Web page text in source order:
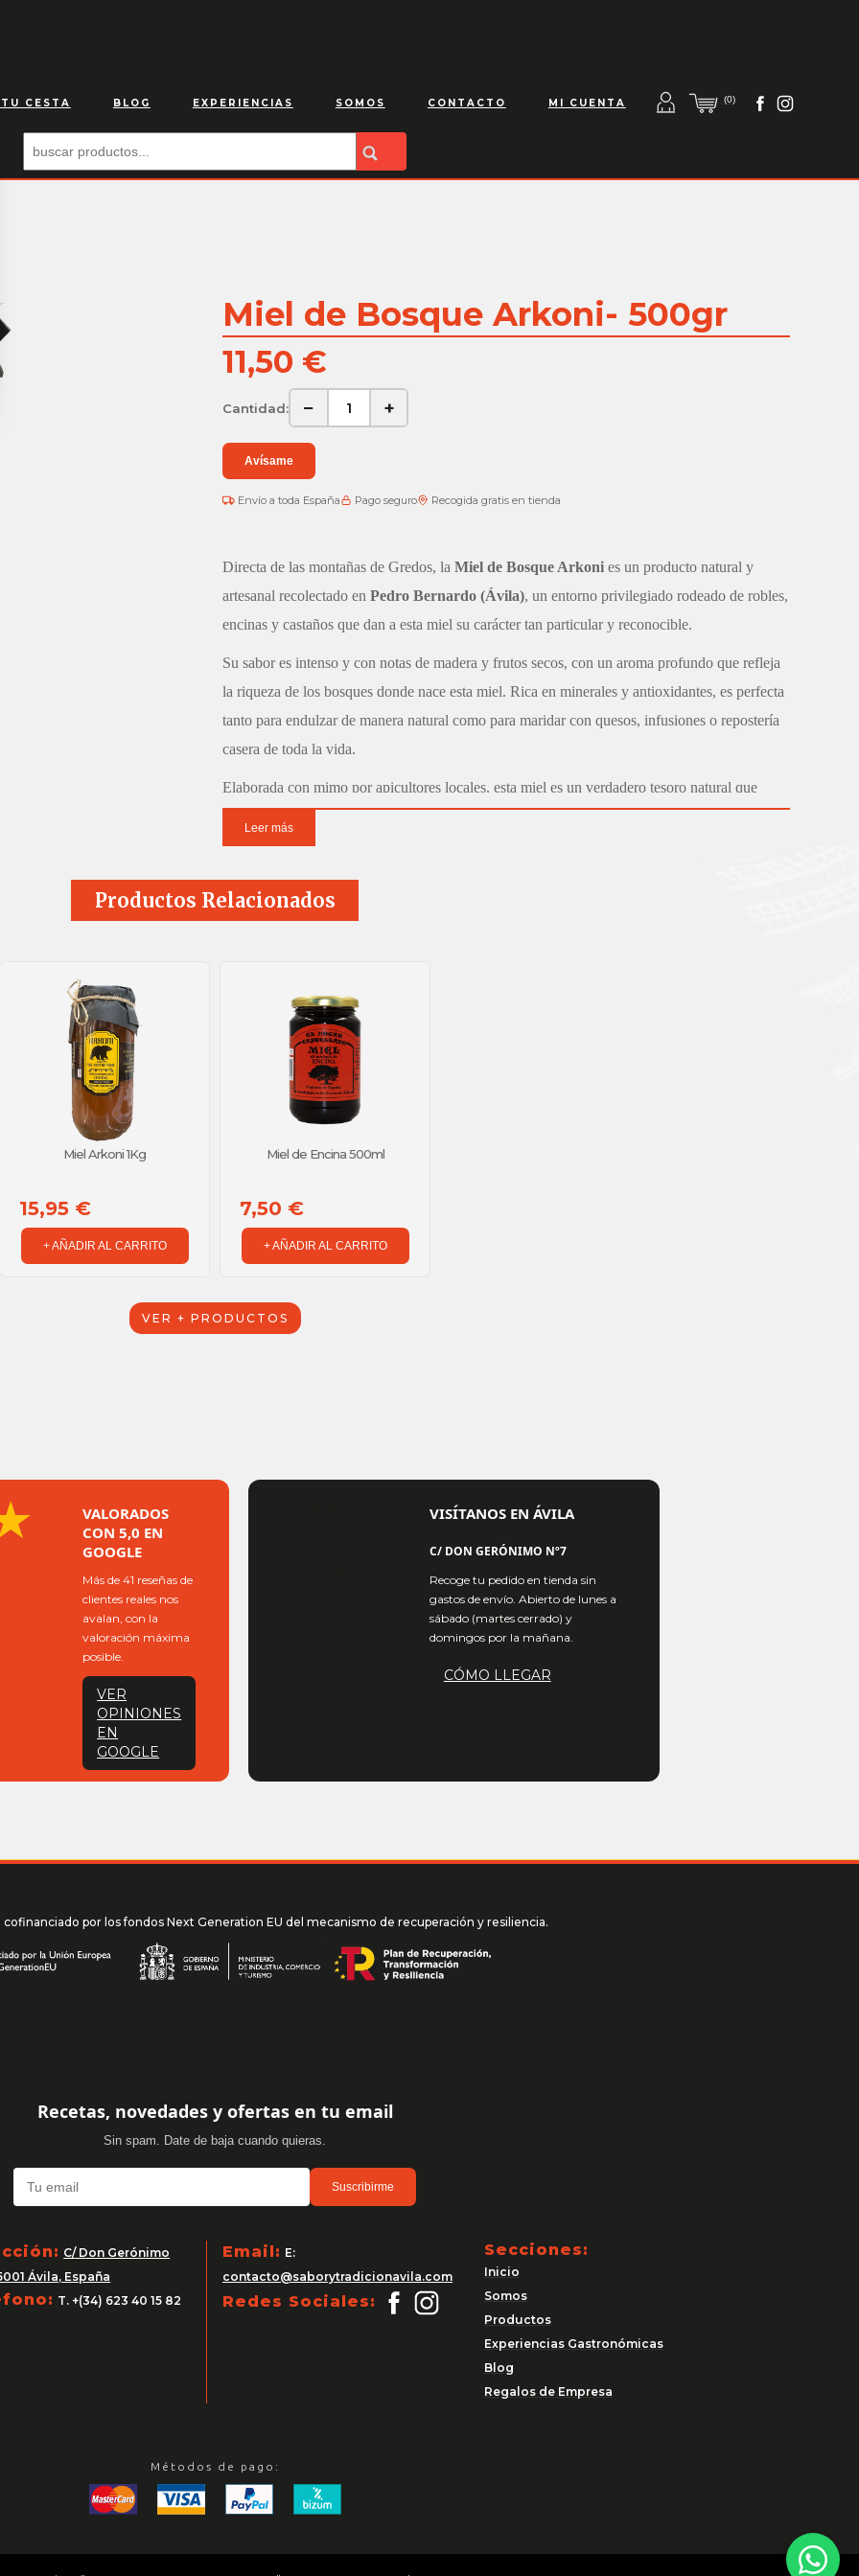
CESTA BLOG EXPERIENCIAS SOMOS CONTACTO MI CUENTA (0)
Miel de Bosque Arkoni- 500gr
11,50 €
Cantidad: − +
Avísame
Envío a toda España Pago seguro Recogida gratis en tienda
Directa de las montañas de Gredos, la Miel de Bosque Arkoni es un producto natural y
artesanal recolectado en Pedro Bernardo (Ávila), un entorno privilegiado rodeado de robles,
encinas y castaños que dan a esta miel su carácter tan particular y reconocible.
Su sabor es intenso y con notas de madera y frutos secos, con un aroma profundo que refleja
la riqueza de los bosques donde nace esta miel. Rica en minerales y antioxidantes, es perfecta
tanto para endulzar de manera natural como para maridar con quesos, infusiones o repostería
casera de toda la vida.
Elaborada con mimo por apicultores locales, esta miel es un verdadero tesoro natural que
cuidando hasta el último detalle para mantener intacta su calidad. Tradición, naturaleza y
👉 Tradición, naturaleza y sabor único de la Sierra de Gredos en cada cucharada.
Leer más
Productos Relacionados
Miel Arkoni 1Kg
15,95 €
+ AÑADIR AL CARRITO
Miel de Encina 500ml
7,50 €
+ AÑADIR AL CARRITO
VER + PRODUCTOS
VALORADOS
CON 5,0 EN
GOOGLE
Más de 41 reseñas de
clientes reales nos
avalan, con la
valoración máxima
posible.
VER
OPINIONES
EN
GOOGLE
VISÍTANOS EN ÁVILA
C/ DON GERÓNIMO Nº7
Recoge tu pedido en tienda sin
gastos de envío. Abierto de lunes a
sábado (martes cerrado) y
domingos por la mañana.
CÓMO LLEGAR
por los fondos Next Generation EU del mecanismo de recuperación y resiliencia.
Recetas, novedades y ofertas en tu email
Sin spam. Date de baja cuando quieras.
Suscribirme
C/ Don Gerónimo
Ávila, España
T. +(34) 623 40 15 82
Email: E:
contacto@saborytradicionavila.com
Redes Sociales:
Secciones:
Inicio
Somos
Productos
Experiencias Gastronómicas
Blog
Regalos de Empresa
Métodos de pago: